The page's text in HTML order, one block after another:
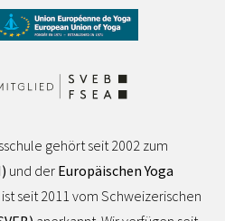
gehört seit 2002 zum
und der Europäischen Yoga
ist seit 2011 vom Schweizerischen